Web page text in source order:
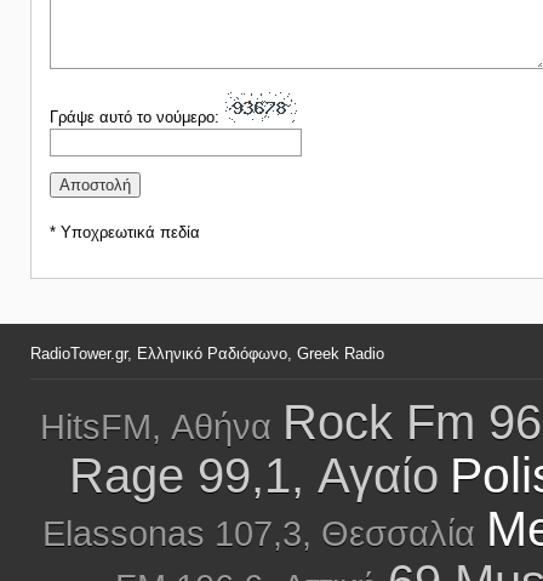
Γράψε αυτό το νούμερο:
* Υποχρεωτικά πεδία
RadioTower.gr, Ελληνικό Ραδιόφωνο, Greek Radio
HitsFM, Αθήνα Rock Fm
Rage 99,1, Αγαίο
Elassonas 107,3, Θεσσαλία